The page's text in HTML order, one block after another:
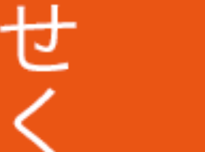
和歌山信愛大学様